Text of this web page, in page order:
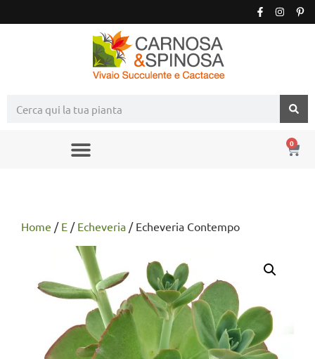
0
Home / E / Echeveria / Echeveria Contempo